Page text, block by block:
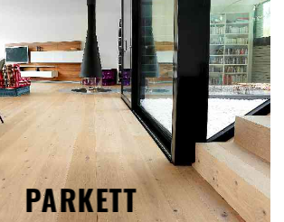
PARKETT